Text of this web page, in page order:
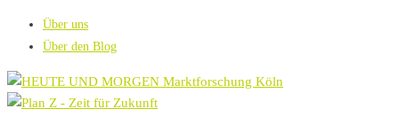
Über uns
Über den Blog